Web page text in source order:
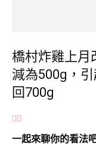
橋村炸雞上月
減為500g，
回700g
一起來聊你的看法